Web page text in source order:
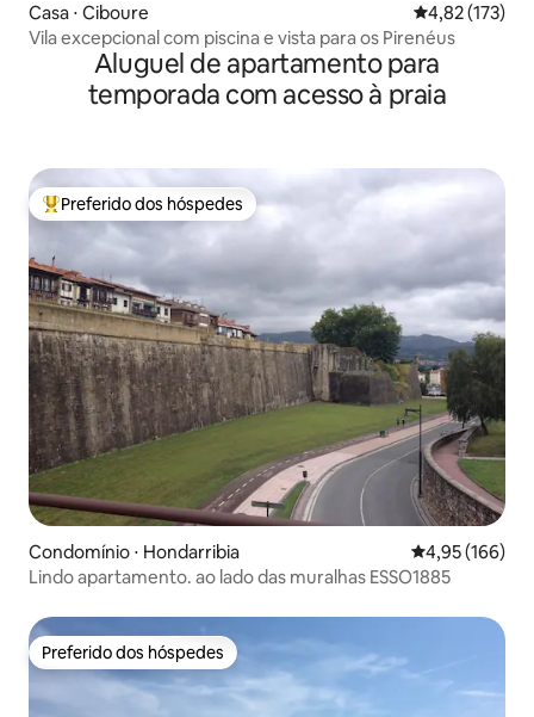
Casa ⋅ Ciboure 4,82 de uma
4,82 (173)
Vila excepcional com piscina e vista para os Pirenéus
Aluguel de apartamento para
temporada com acesso à praia
Entre os melhores preferidos dos hóspedes
Preferido dos hóspedes
Condomínio ⋅ Hondarribia 4,95 de uma
4,95 (166)
Lindo apartamento. ao lado das muralhas ESSO1885
Preferido dos hóspedes
Preferido dos hóspedes